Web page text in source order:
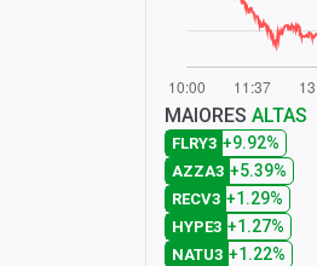
MAIORES ALTAS
FLRY3 +9.92%
AZZA3 +5.39%
RECV3 +1.29%
HYPE3 +1.27%
NATU3 +1.22%